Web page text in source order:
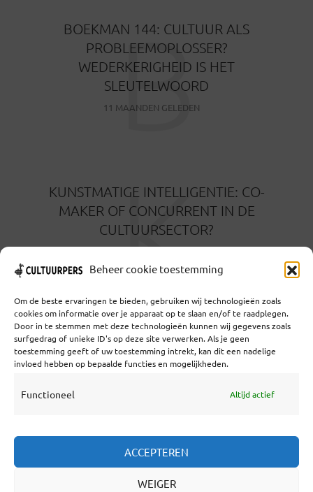
Beheer cookie toestemming
Om de beste ervaringen te bieden, gebruiken wij technologieën zoals
cookies om informatie over je apparaat op te slaan en/of te raadplegen.
Door in te stemmen met deze technologieën kunnen wij gegevens zoals
surfgedrag of unieke ID's op deze site verwerken. Als je geen
toestemming geeft of uw toestemming intrekt, kan dit een nadelige
invloed hebben op bepaalde functies en mogelijkheden.
Functioneel Altijd actief
ACCEPTEREN
WEIGER
BOEKMAN 144: CULTUUR ALS
PROBLEEMOPLOSSER?
WEDERKERIGHEID IS HET
SLEUTELWOORD
11 MAANDEN GELEDEN
B
KUNSTMATIGE INTELLIGENTIE: CO-
MAKER OF CONCURRENT IN DE
CULTUURSECTOR?
K
Coöperatief Cultureel Persbureau U.A. | Salzburg 29 |
3524KS Utrecht | KvK: 55573592 |Btw: